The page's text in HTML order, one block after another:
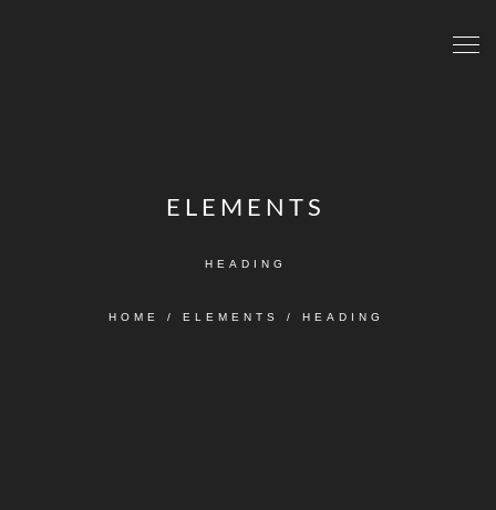
ELEMENTS
HEADING
HOME / ELEMENTS / HEADING